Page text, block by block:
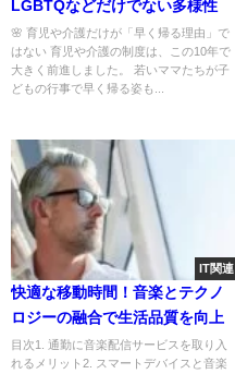
LGBTQなどだけでない多様性
🌸 育児や介護だけが「早く帰る理由」で
はない 育児や介護の制度は、この10年で
大きく前進しました。 若いママたちが子
どもの行事で早く帰る姿も...
IT関連
快適な移動時間！音楽とテクノ
ロジーの融合で生活品質を向上
目次1. 通勤に音楽配信サービスを取り入
れるメリット2. スマートデバイスと音楽